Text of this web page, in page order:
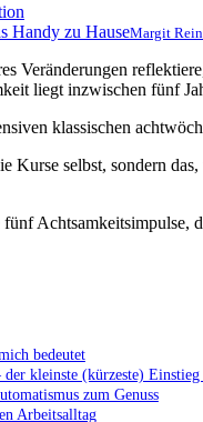
Margit
Veränderungen
liegt inzwischen fünf
klassischen
Kurse selbst, sondern
Achtsamkeitsimpulse,
bedeutet
kleinste (kürzeste)
zum Genuss
Arbeitsalltag